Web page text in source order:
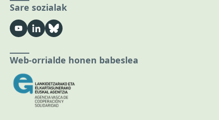
Sare sozialak
Web-orrialde honen babeslea